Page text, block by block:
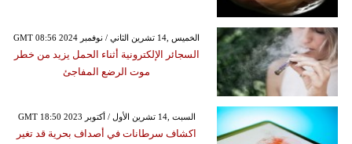
GMT 08:56 2024 الخميس ,14 تشرين الثاني / نوفمبر
السجائر الإلكترونية أثناء الحمل يزيد من خطر
موت الرضع المفاجئ
GMT 18:50 2023 السبت ,14 تشرين الأول / أكتوبر
اكشاف سرطانات في أصداف بحرية قد تغير